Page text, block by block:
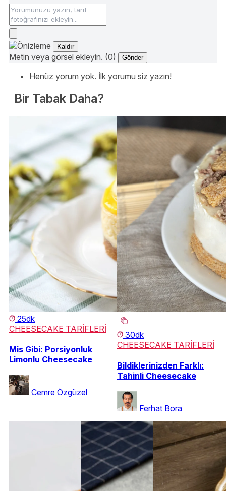
Kaldır
Metin veya görsel ekleyin. (0) Gönder
Henüz yorum yok. İlk yorumu siz yazın!
Bir Tabak Daha?
25dk
CHEESECAKE TARİFLERİ
Mis Gibi: Porsiyonluk
Limonlu Cheesecake
Cemre Özgüzel
30dk
CHEESECAKE TARİFLERİ
Bildiklerinizden Farklı:
Tahinli Cheesecake
Ferhat Bora